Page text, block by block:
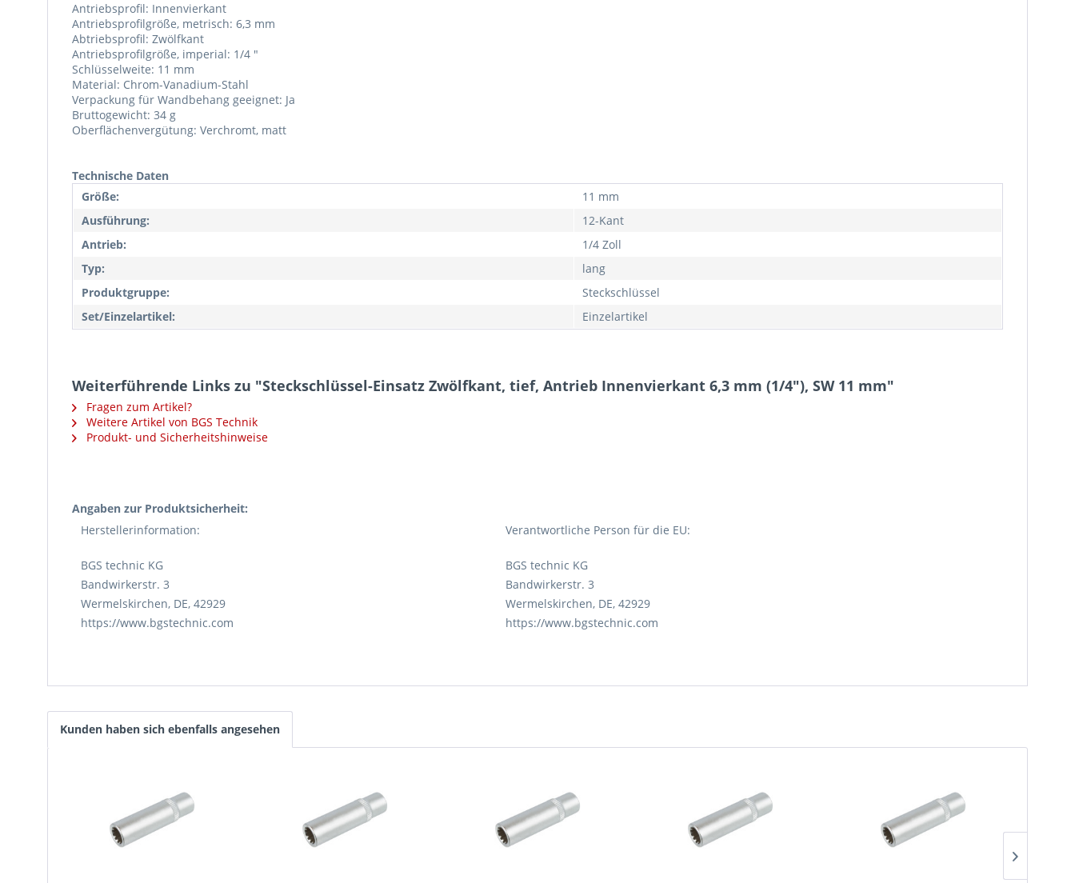
Antriebsprofil: Innenvierkant
Antriebsprofilgröße, metrisch: 6,3 mm
Abtriebsprofil: Zwölfkant
Antriebsprofilgröße, imperial: 1/4 "
Schlüsselweite: 11 mm
Material: Chrom-Vanadium-Stahl
Verpackung für Wandbehang geeignet: Ja
Bruttogewicht: 34 g
Oberflächenvergütung: Verchromt, matt
Technische Daten
Größe:
11 mm
Ausführung:
12-Kant
Antrieb:
1/4 Zoll
Typ:
lang
Produktgruppe:
Steckschlüssel
Set/Einzelartikel:
Einzelartikel
Weiterführende Links zu "Steckschlüssel-Einsatz Zwölfkant, tief, Antrieb Innenvierkant 6,3 mm (1/4"), SW 11 mm"
Fragen zum Artikel?
Weitere Artikel von BGS Technik
Produkt- und Sicherheitshinweise
Angaben zur Produktsicherheit:
Herstellerinformation:
BGS technic KG
Bandwirkerstr. 3
Wermelskirchen, DE, 42929
https://www.bgstechnic.com
Verantwortliche Person für die EU:
BGS technic KG
Bandwirkerstr. 3
Wermelskirchen, DE, 42929
https://www.bgstechnic.com
Kunden haben sich ebenfalls angesehen